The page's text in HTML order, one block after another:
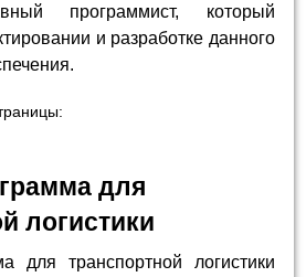
программист, который
и разработке данного
для
логистики
для транспортной логистики